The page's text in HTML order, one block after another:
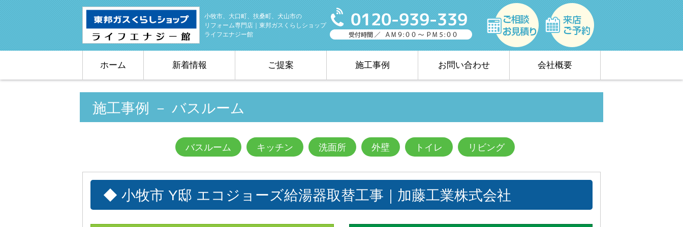
小牧市、大口町、扶桑町、犬山市の
リフォーム専門店｜東邦ガスくらしショップ
ライフエナジー館
ホーム 新着情報 ご提案 施工事例 お問い合わせ 会社概要
施工事例 － バスルーム
バスルーム キッチン 洗面所 外壁 トイレ リビング
◆ 小牧市 Y邸 エコジョーズ給湯器取替工事｜加藤工業株式会社